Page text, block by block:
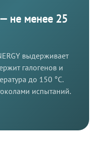
не менее 25
выдерживает
галогенов и
до 150 °C.
испытаний.